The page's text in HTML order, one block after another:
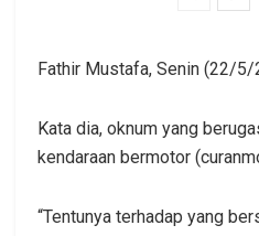
Fathir Mustafa, Senin (22/5/
Kata dia, oknum yang
kendaraan bermotor
“Tentunya terhadap yang